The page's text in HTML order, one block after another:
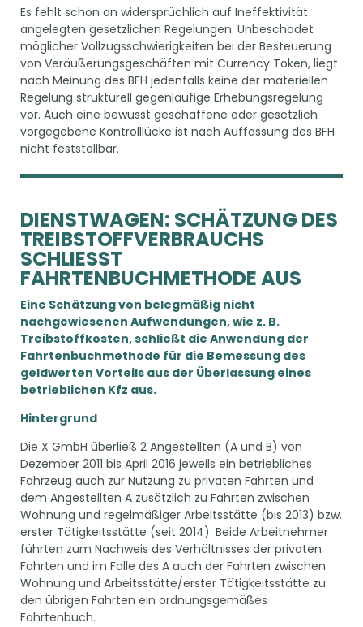
Es fehlt schon an widersprüchlich auf Ineffektivität
angelegten gesetzlichen Regelungen. Unbeschadet
möglicher Vollzugsschwierigkeiten bei der Besteuerung
von Veräußerungsgeschäften mit Currency Token, liegt
nach Meinung des BFH jedenfalls keine der materiellen
Regelung strukturell gegenläufige Erhebungsregelung
vor. Auch eine bewusst geschaffene oder gesetzlich
vorgegebene Kontrolllücke ist nach Auffassung des BFH
nicht feststellbar.
DIENSTWAGEN: SCHÄTZUNG DES
TREIBSTOFFVERBRAUCHS
SCHLIESST F
AHRTENBUCHMETHODE AUS
Eine Schätzung von belegmäßig nicht
nachgewiesenen Aufwendungen, wie z. B.
Treibstoffkosten, schließt die Anwendung der
Fahrtenbuchmethode für die Bemessung des
geldwerten Vorteils aus der Überlassung eines
betrieblichen Kfz aus.
Hintergrund
Die X GmbH überließ 2 Angestellten (A und B) von
Dezember 2011 bis April 2016 jeweils ein betriebliches
Fahrzeug auch zur Nutzung zu privaten Fahrten und
dem Angestellten A zusätzlich zu Fahrten zwischen
Wohnung und regelmäßiger Arbeitsstätte (bis 2013) bzw.
erster Tätigkeitsstätte (seit 2014). Beide Arbeitnehmer
führten zum Nachweis des Verhältnisses der privaten
Fahrten und im Falle des A auch der Fahrten zwischen
Wohnung und Arbeitsstätte/erster Tätigkeitsstätte zu
den übrigen Fahrten ein ordnungsgemäßes
Fahrtenbuch.